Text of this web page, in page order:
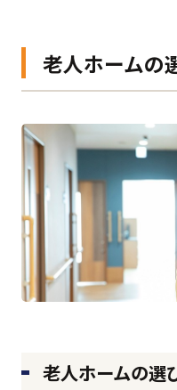
老人ホームの
老人ホームの選